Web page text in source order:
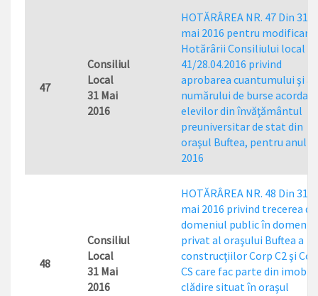
47
Consiliul
Local
31 Mai
2016
HOTĂRÂREA NR. 47 Din 31
mai 2016 pentru
Hotărârii Consiliului local
41/28.04.2016 privind
aprobarea cuantumului şi a
numărului de burse acordate
elevilor din învăţământul
preuniversitar de stat din
oraşul Buftea, pentru anul
2016
48
Consiliul
Local
31 Mai
2016
HOTĂRÂREA NR. 48 Din 31
mai 2016 privind trecerea
domeniul public în domeniul
privat al oraşului Buftea a
construcţiilor Corp C2 şi
CS care fac parte din
clădire situat în oraşul